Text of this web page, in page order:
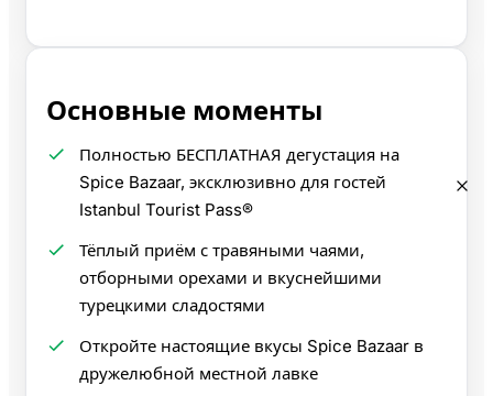
Основные моменты
Полностью БЕСПЛАТНАЯ дегустация на
Spice Bazaar, эксклюзивно для гостей
Istanbul Tourist Pass®
Тёплый приём с травяными чаями,
отборными орехами и вкуснейшими
турецкими сладостями
Откройте настоящие вкусы Spice Bazaar в
дружелюбной местной лавке